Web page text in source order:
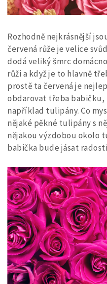
Rozhodně nejkrásnější
červená růže je velice
dodá veliký šmrc
růži a když je to hlavně
prostě ta červená je
obdarovat třeba babičku,
například tulipány. Co
nějaké pěkné tulipány s
nějakou výzdobou okolo
babička bude jásat